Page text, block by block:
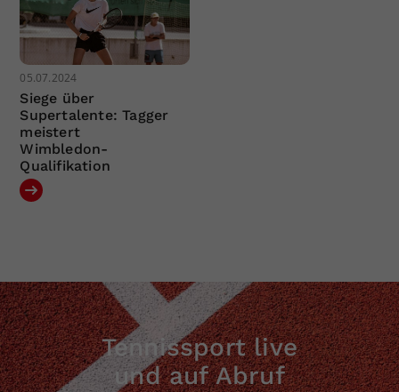
05.07.2024
Siege über
Supertalente: Tagger
meistert
Wimbledon-
Qualifikation
Tennissport live
und auf Abruf